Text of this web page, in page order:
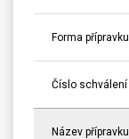
Forma přípravku
Číslo schválení
Název přípravku